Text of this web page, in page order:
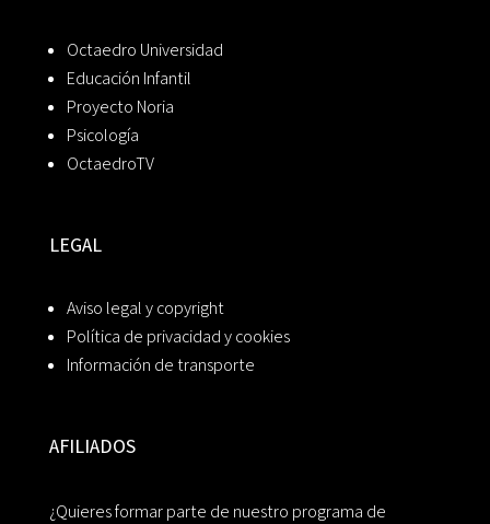
Octaedro Universidad
Educación Infantil
Proyecto Noria
Psicología
OctaedroTV
LEGAL
Aviso legal y copyright
Política de privacidad y cookies
Información de transporte
AFILIADOS
¿Quieres formar parte de nuestro programa de